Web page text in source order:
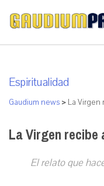
Espiritualidad
Gaudium news > La Virgen
La Virgen
El relato que